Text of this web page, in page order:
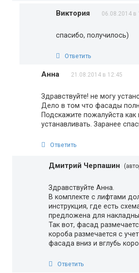
Виктория 06.08.2014 в
спасибо, получилось)
Ответить
Анна 21.08.2014 в 12:45
Здравствуйте! не могу
Дело в том что фасады
Подскажите пожалуйста
устанавливать. Заранее
Ответить
Дмитрий Черпашин
Здравствуйте Анна.
В комплекте с лифтами
инструкция, где есть
предложена для
Так вот, фасад
короба размечается с
фасада вниз и вглубь
Ответить